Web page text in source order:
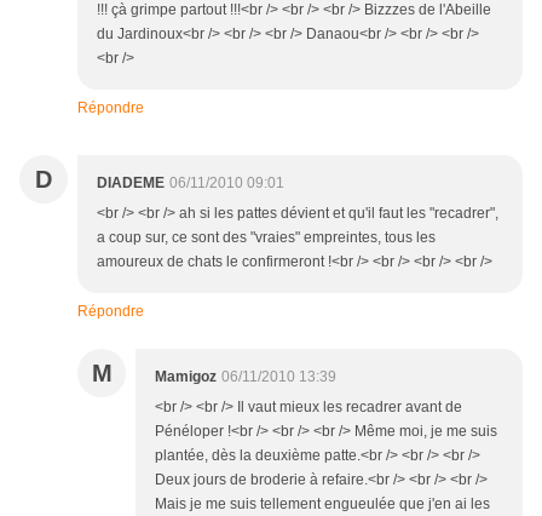
!!! çà grimpe partout !!!<br /> <br /> <br /> Bizzzes de l'Abeille
du Jardinoux<br /> <br /> <br /> Danaou<br /> <br /> <br />
<br />
Répondre
D DIADEME 06/11/2010 09:01
<br /> <br /> ah si les pattes dévient et qu'il faut les "recadrer",
a coup sur, ce sont des "vraies" empreintes, tous les
amoureux de chats le confirmeront !<br /> <br /> <br /> <br />
Répondre
M Mamigoz 06/11/2010 13:39
<br /> <br /> Il vaut mieux les recadrer avant de
Pénéloper !<br /> <br /> <br /> Même moi, je me suis
plantée, dès la deuxième patte.<br /> <br /> <br />
Deux jours de broderie à refaire.<br /> <br /> <br />
Mais je me suis tellement engueulée que j'en ai les